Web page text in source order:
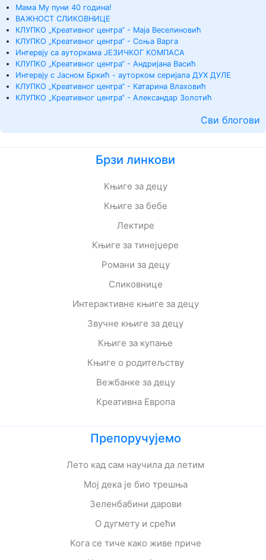
Мама Му пуни 40 година!
ВАЖНОСТ СЛИКОВНИЦЕ
КЛУПКО „Креативног центра“ - Маја Веселиновић
КЛУПКО „Креативног центра“ - Соња Варга
Интервју са ауторкама ЈЕЗИЧКОГ КОМПАСА
КЛУПКО „Креативног центра“ - Андријана Васић
Интервју с Јасном Бркић - ауторком серијала ДУХ ДУЛЕ
КЛУПКО „Креативног центра“ - Катарина Влаховић
КЛУПКО „Креативног центра“ - Александар Золотић
Сви блогови
Брзи линкови
Књиге за децу
Књиге за бебе
Лектире
Књиге за тинејџере
Романи за децу
Сликовнице
Интерактивне књиге за децу
Звучне књиге за децу
Књиге за купање
Књиге о родитељству
Вежбанке за децу
Креативна Европа
Препоручујемо
Лето кад сам научила да летим
Мој дека је био трешња
Зеленбабини дарови
О дугмету и срећи
Кога се тиче како живе приче